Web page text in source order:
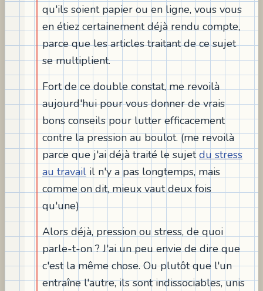
qu'ils soient papier ou en ligne, vous vous
en étiez certainement déjà rendu compte,
parce que les articles traitant de ce sujet
se multiplient.
Fort de ce double constat, me revoilà
aujourd'hui pour vous donner de vrais
bons conseils pour lutter efficacement
contre la pression au boulot. (me revoilà
parce que j'ai déjà traité le sujetdu stress
au travail il n'y a pas longtemps, mais
comme on dit, mieux vaut deux fois
qu'une)
Alors déjà, pression ou stress, de quoi
parle-t-on ? J'ai un peu envie de dire que
c'est la même chose. Ou plutôt que l'un
entraîne l'autre, ils sont indissociables, unis